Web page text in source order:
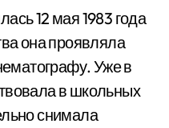
12 мая 1983 года
она проявляла
Уже в
в школьных
снимала